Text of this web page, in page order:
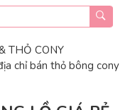
THỎ CONY
chỉ bán thỏ bông cony